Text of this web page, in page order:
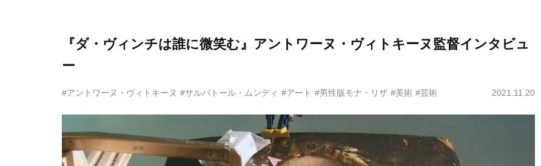
『ダ・ヴィンチは誰に微笑む』アントワーヌ・ヴィトキーヌ監督インタビュ
ー
#アントワーヌ・ヴィトキーヌ #サルバトール・ムンディ #アート #男性版モナ・リザ #美術 #芸術 2021.11.20